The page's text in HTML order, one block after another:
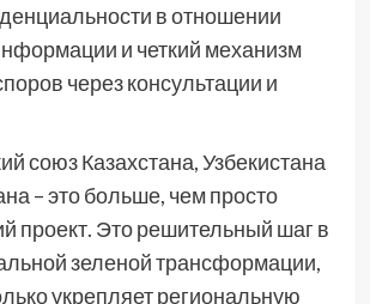
в отношении
и четкий механизм
через консультации и
союз Казахстана, Узбекистана
– это больше, чем просто
проект. Это решительный шаг в
зеленой трансформации,
укрепляет региональную